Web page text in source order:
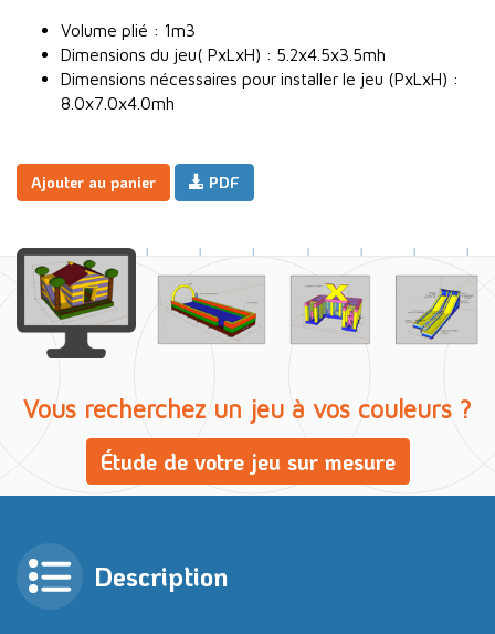
Volume plié : 1m3
Dimensions du jeu( PxLxH) : 5.2x4.5x3.5mh
Dimensions nécessaires pour installer le jeu (PxLxH) :
8.0x7.0x4.0mh
Ajouter au panier PDF
Vous recherchez un jeu à vos couleurs ?
Étude de votre jeu sur mesure
Description